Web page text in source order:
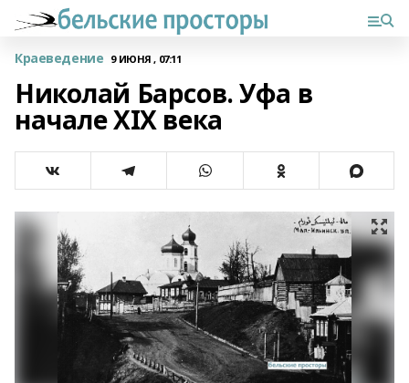
Краеведение 9 ИЮНЯ , 07:11
Николай Барсов. Уфа в
начале XIX века